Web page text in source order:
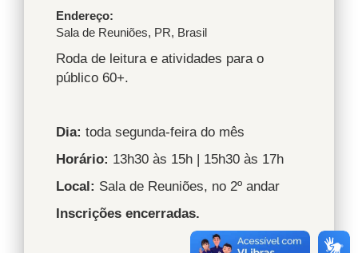
Endereço
Sala de Reuniões, PR, Brasil
Roda de leitura e atividades para o
público 60+.
Dia: toda segunda-feira do mês
Horário: 13h30 às 15h | 15h30 às 17h
Local: Sala de Reuniões, no 2º andar
Inscrições encerradas.